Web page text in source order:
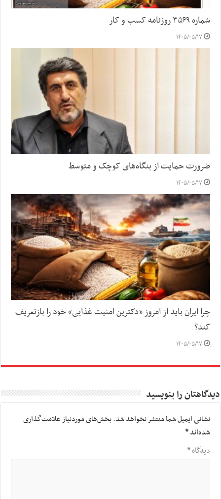
شماره ۳۵۶۹ روزنامه کسب و کار
۱۴۰۵/۰۵/۱۷
ضرورت حمایت از بنگاه‌های کوچک و متوسط
۱۴۰۵/۰۵/۱۷
چرا ایران باید از امروز «دکترین امنیت غذایی» خود را بازتعریف
کند؟
۱۴۰۵/۰۵/۱۷
دیدگاهتان را بنویسید
نشانی ایمیل شما منتشر نخواهد شد.بخش‌های موردنیاز علامت‌گذاری
شده‌اند*
دیدگاه*